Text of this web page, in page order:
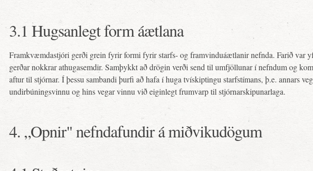
3.1 Hugsanlegt form áætlana
Framkvæmdastjóri gerði grein fyrir formi fyrir starfs- og framvinduáætlanir nefnda. Farið var
gerðar nokkrar athugasemdir. Samþykkt að drögin verði send til umfjöllunar í nefndum og
aftur til stjórnar. Í þessu sambandi þurfi að hafa í huga tvískiptingu starfstímans, þ.e. annars
undirbúningsvinnu og hins vegar vinnu við eiginlegt frumvarp til stjórnarskipunarlaga.
4. „Opnir" nefndafundir á miðvikudögum